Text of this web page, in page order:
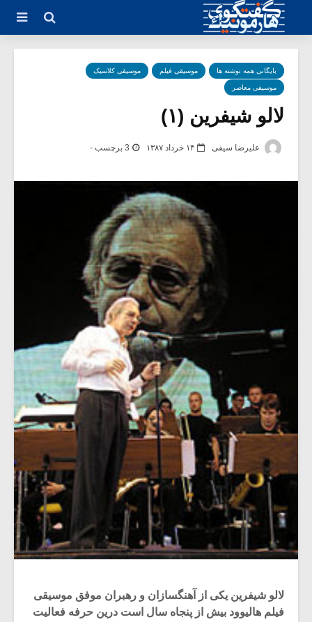
بایگانی همه نوشته ها موسیقی فیلم موسیقی کلاسیک
موسیقی معاصر
لالو شیفرین (۱)
علیرضا سیفی ۱۴ خرداد ۱۳۸۷ 3 برچسب -
لالو شیفرین یکی از آهنگسازان و رهبران موفق موسیقی
فیلم هالیوود بیش از پنجاه سال است درین حرفه فعالیت